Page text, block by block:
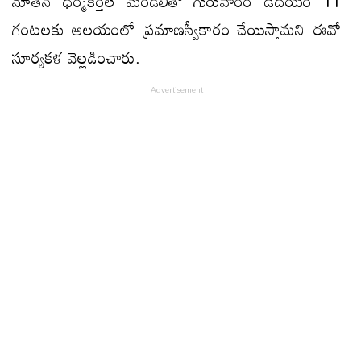
గంటలకు ఆలయంలో ప్రమాణస్వీకారం చేయిస్తామని ఈవో
సూర్యకళ వెల్లడించారు.